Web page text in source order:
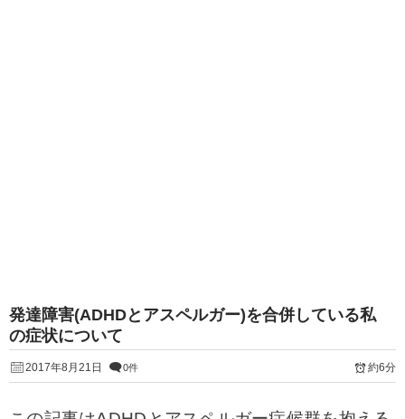
発達障害(ADHDとアスペルガー)を合併している私
の症状について
2017年8月21日 0件 約6分